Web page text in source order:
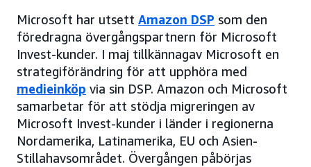
Microsoft har utsett Amazon DSP som den
föredragna övergångspartnern för Microsoft
Invest-kunder. I maj tillkännagav Microsoft en
strategiförändring för att upphöra med
medieinköp via sin DSP. Amazon och Microsoft
samarbetar för att stödja migreringen av
Microsoft Invest-kunder i länder i regionerna
Nordamerika, Latinamerika, EU och Asien-
Stillahavsområdet. Övergången påbörjas